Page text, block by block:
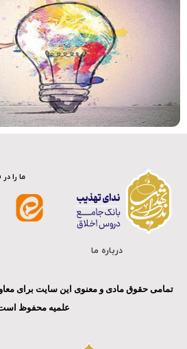
صوت
ما را
درباره ما
تمامی حقوق مادی و معنوی این سایت برای
علمیه محفوظ است